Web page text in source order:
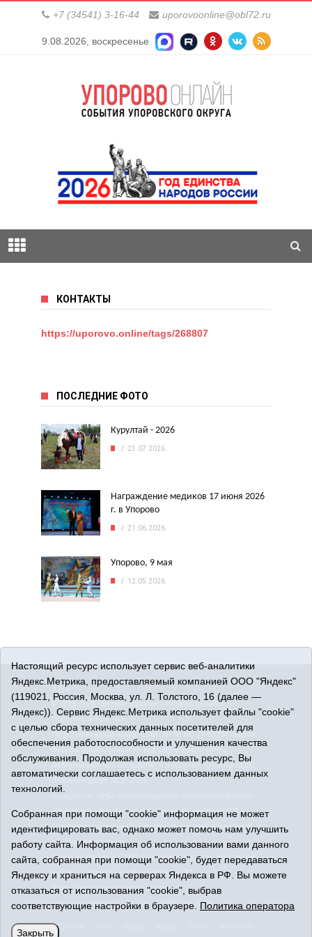
+7 (34541) 3-16-44 uporovoonline@obl72.ru
9.08.2026, воскресенье
КОНТАКТЫ
https://uporovo.online/tags/268807
ПОСЛЕДНИЕ ФОТО
Курултай - 2026
23.07.2026
Награждение медиков 17 июня 2026
г. в Упорово
21.06.2026
Упорово, 9 мая
12.05.2026
16+
© 2015-2026 Сетевое издание «Упорово онлайн».
Политика оператора
Регистрационный номер СМИ ЭЛ № ФС 77-65734 выдано
Федеральной службой по надзору в сфере связи,
информационных технологий и массовых коммуникаций
«Знамя правды». Главный редактор Кузембаева С.Т.
Все права защищены © При использовании материалов
ссылка обязательна
Адрес редакции: 627180, Тюменская область, Упоровский
район, с. Упорово, ул. Володарского, 31
Адрес электронной почты редакции:
uporovoonline@obl72.ruТел.: 8(34541)3-16-44
Статьи
Настоящий ресурс использует сервис веб-аналитики
Яндекс.Метрика, предоставляемый компанией ООО "Яндекс"
(119021, Россия, Москва, ул. Л. Толстого, 16 (далее —
Яндекс)). Сервис Яндекс.Метрика использует файлы "cookie"
с целью сбора технических данных посетителей для
обеспечения работоспособности и улучшения качества
обслуживания. Продолжая использовать ресурс, Вы
автоматически соглашаетесь с использованием данных
технологий.
Собранная при помощи "cookie" информация не может
идентифицировать вас, однако может помочь нам улучшить
работу сайта. Информация об использовании вами данного
сайта, собранная при помощи "cookie", будет передаваться
Яндексу и храниться на серверах Яндекса в РФ. Вы можете
отказаться от использования "cookie", выбрав
соответствующие настройки в браузере. Политика оператора
Закрыть